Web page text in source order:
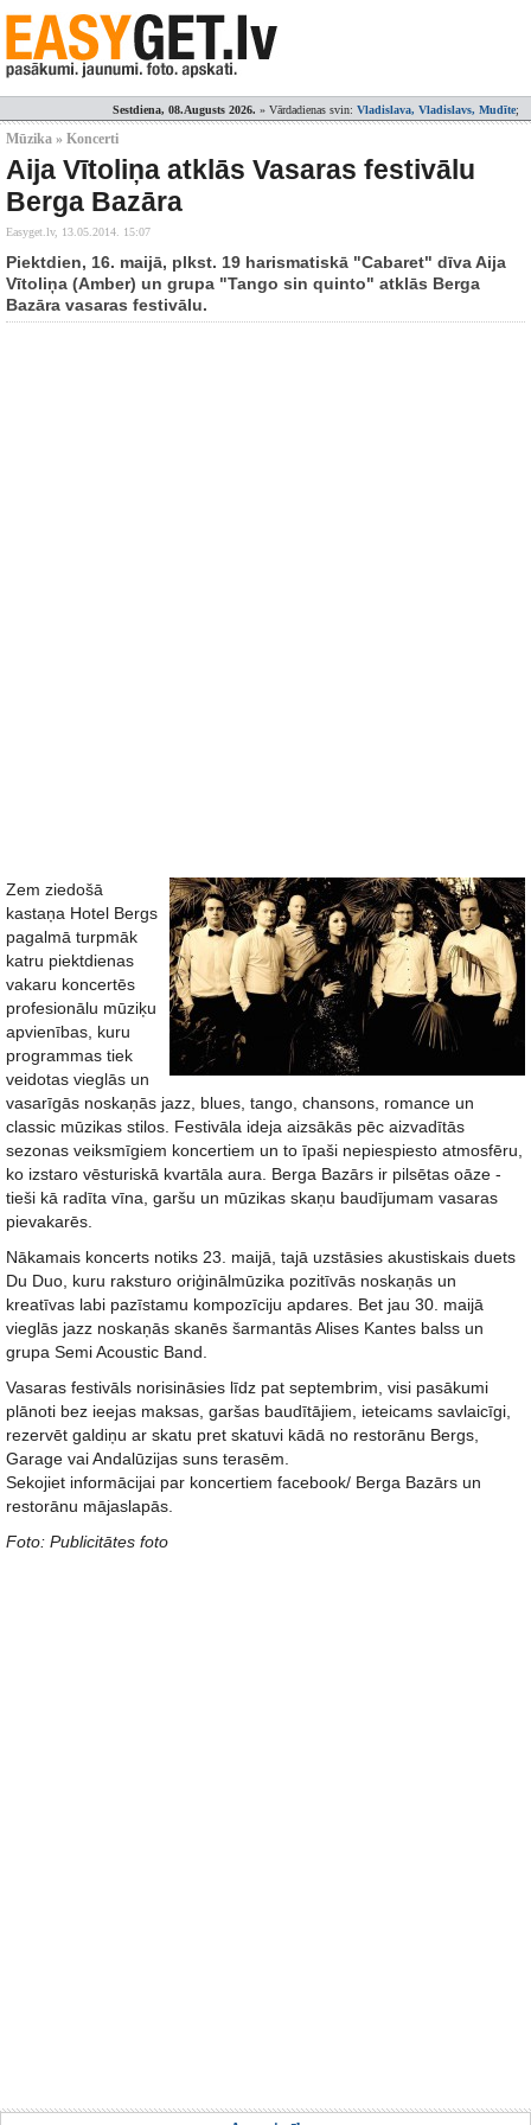
Sestdiena, 08.Augusts 2026. » Vārdadienas svin: Vladislava, Vladislavs, Mudīte;
Mūzika » Koncerti
Aija Vītoliņa atklās Vasaras festivālu
Berga Bazāra
Easyget.lv, 13.05.2014. 15:07
Piektdien, 16. maijā, plkst. 19 harismatiskā "Cabaret" dīva Aija
Vītoliņa (Amber) un grupa "Tango sin quinto" atklās Berga
Bazāra vasaras festivālu.
Zem ziedošā
kastaņa Hotel Bergs
pagalmā turpmāk
katru piektdienas
vakaru koncertēs
profesionālu mūziķu
apvienības, kuru
programmas tiek
veidotas vieglās un
vasarīgās noskaņās jazz, blues, tango, chansons, romance un
classic mūzikas stilos. Festivāla ideja aizsākās pēc aizvadītās
sezonas veiksmīgiem koncertiem un to īpaši nepiespiesto atmosfēru,
ko izstaro vēsturiskā kvartāla aura. Berga Bazārs ir pilsētas oāze -
tieši kā radīta vīna, garšu un mūzikas skaņu baudījumam vasaras
pievakarēs.
Nākamais koncerts notiks 23. maijā, tajā uzstāsies akustiskais duets
Du Duo, kuru raksturo oriģinālmūzika pozitīvās noskaņās un
kreatīvas labi pazīstamu kompozīciju apdares. Bet jau 30. maijā
vieglās jazz noskaņās skanēs šarmantās Alises Kantes balss un
grupa Semi Acoustic Band.
Vasaras festivāls norisināsies līdz pat septembrim, visi pasākumi
plānoti bez ieejas maksas, garšas baudītājiem, ieteicams savlaicīgi,
rezervēt galdiņu ar skatu pret skatuvi kādā no restorānu Bergs,
Garage vai Andalūzijas suns terasēm.
Sekojiet informācijai par koncertiem facebook/ Berga Bazārs un
restorānu mājaslapās.
Foto: Publicitātes foto